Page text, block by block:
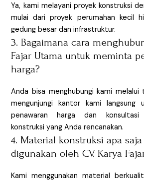
Ya, kami melayani proyek konstruksi
mulai dari proyek perumahan kecil
gedung besar dan infrastruktur.
3. Bagaimana cara
Fajar Utama untuk meminta
harga?
Anda bisa menghubungi kami
mengunjungi kantor kami langsung
penawaran harga dan konsultasi
konstruksi yang Anda rencanakan.
4. Material konstruksi apa
digunakan oleh CV. Karya
Kami menggunakan material